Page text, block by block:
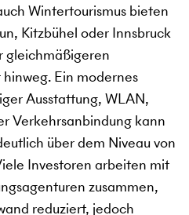
Wintertourismus bieten
Kitzbühel oder Innsbruck
gleichmäßigeren
Ein modernes
Ausstattung, WLAN,
Verkehrsanbindung kann
über dem Niveau von
Investoren arbeiten mit
zusammen,
reduziert, jedoch